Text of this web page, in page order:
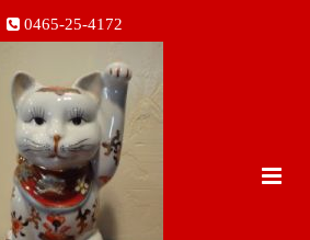
0465-25-4172